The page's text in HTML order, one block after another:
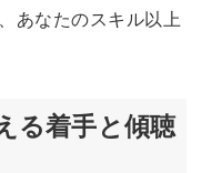
あなたのスキル以上
る着手と傾聴